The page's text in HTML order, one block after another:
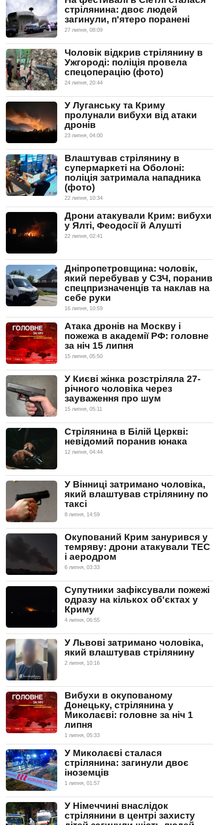
стрілянина: двоє людей
загинули, п'ятеро поранені
27 липня, 08:09
Чоловік відкрив стрілянину в
Ужгороді: поліція провела
спецоперацію (фото)
24 липня, 20:44
У Луганську та Криму
пролунали вибухи від атаки
дронів
23 липня, 04:00
Влаштував стрілянину в
супермаркеті на Оболоні:
поліція затримала нападника
(фото)
22 липня, 10:34
Дрони атакували Крим: вибухи
у Ялті, Феодосії й Алушті
22 липня, 02:41
Дніпропетровщина: чоловік,
який перебував у СЗЧ, поранив
спецпризначенців та наклав на
себе руки
16 липня, 10:59
Атака дронів на Москву і
пожежа в академії РФ: головне
за ніч 15 липня
15 липня, 05:50
У Києві жінка розстріляла 27-
річного чоловіка через
зауваження про шум
15 липня, 05:11
Стрілянина в Білій Церкві:
невідомий поранив юнака
12 липня, 04:44
У Вінниці затримано чоловіка,
який влаштував стрілянину по
таксі
8 липня, 14:59
Окупований Крим занурився у
темряву: дрони атакували ТЕС
і аеродром
6 липня, 03:33
Супутники зафіксували пожежі
одразу на кількох об'єктах у
Криму
4 липня, 06:55
У Львові затримано чоловіка,
який влаштував стрілянину
2 липня, 10:16
Вибухи в окупованому
Донецьку, стрілянина у
Миколаєві: головне за ніч 1
липня
1 липня, 05:33
У Миколаєві сталася
стрілянина: загинули двоє
іноземців
1 липня, 01:57
У Німеччині внаслідок
стрілянини в центрі захисту